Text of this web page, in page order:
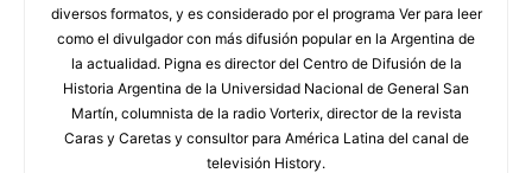
diversos formatos, y es considerado por el programa Ver para leer
como el divulgador con más difusión popular en la Argentina de
la actualidad. Pigna es director del Centro de Difusión de la
Historia Argentina de la Universidad Nacional de General San
Martín, columnista de la radio Vorterix, director de la revista
Caras y Caretas y consultor para América Latina del canal de
televisión History.